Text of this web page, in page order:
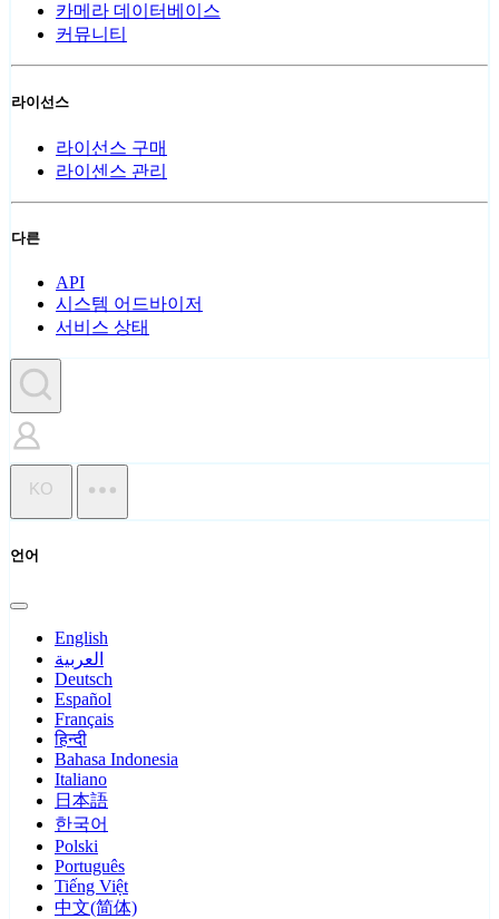
카메라 데이터베이스
커뮤니티
라이선스
라이선스 구매
라이센스 관리
다른
API
시스템 어드바이저
서비스 상태
KO
언어
English
العربية
Deutsch
Español
Français
हिन्दी
Bahasa Indonesia
Italiano
日本語
한국어
Polski
Português
Tiếng Việt
中文(简体)